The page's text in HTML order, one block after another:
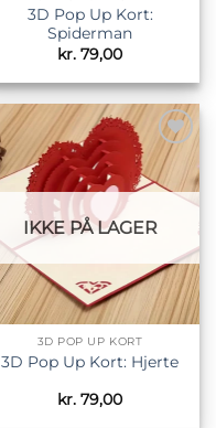
3D Pop Up Kort:
Spiderman
kr. 79,00
Tilføj til
ønskeliste
IKKE PÅ LAGER
3D POP UP KORT
3D Pop Up Kort: Hjerte
kr. 79,00